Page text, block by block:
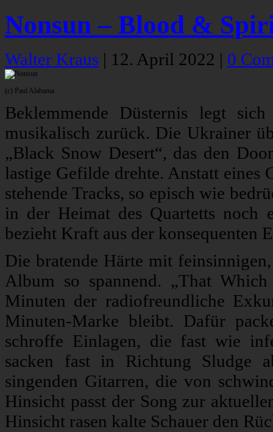
Nonsun – Blood &
Walter Kraus | 12. April 2022 | 0
(c) Paul Alabama
Beklemmende Düsternis legt
musikalisch zurück. Die Ukrainer
„Black Snow Desert“, das den
lastige Gefilde drehte. Anstatt eines
stehende Tracks, so episch wie
in der Heimat des Quartetts noch
bezieht Kraft aus der konsequenten
Die bratende Härte mit
Album so spannend. „That
Minuten der radiofreundliche
Minuten-Marke bleibt. Dafür
schroffe Einlagen, die fast wie
sacken fast in Richtung Sludge
singenden Gitarren, die von
Hinsicht passt der Song zur
Hinsicht rasen kalte Schauer den